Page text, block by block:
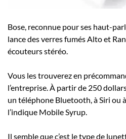
Bose, reconnue pour ses haut-
lance des verres fumés Alto et
écouteurs stéréo.
Vous les trouverez en
l’entreprise. À partir de 250
un téléphone Bluetooth, à Siri ou
l’indique Mobile Syrup.
Il semble que c’est le type de